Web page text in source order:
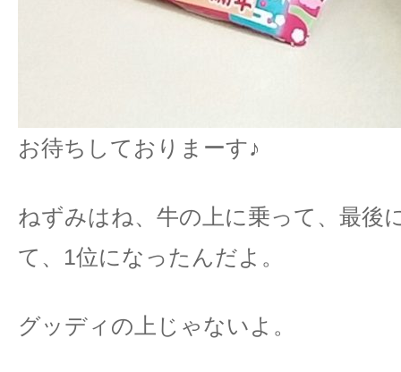
お待ちしておりまーす♪
ねずみはね、牛の上に乗って、最後
て、1位になったんだよ。
グッディの上じゃないよ。